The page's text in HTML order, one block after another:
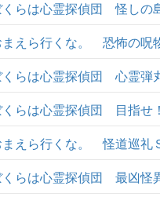
らは心霊探偵団 怪しの
まえら行くな。 恐怖の呪
らは心霊探偵団 心霊弾
くらは心霊探偵団 目指せ
まえら行くな。 怪道巡礼
らは心霊探偵団 最凶怪